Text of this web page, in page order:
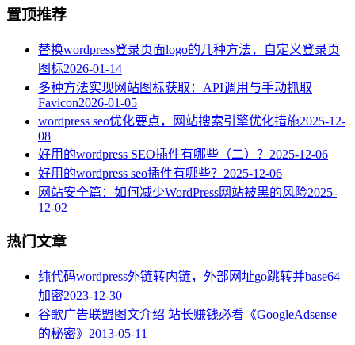
置顶推荐
替换wordpress登录页面logo的几种方法，自定义登录页
图标2026-01-14
多种方法实现网站图标获取：API调用与手动抓取
Favicon2026-01-05
wordpress seo优化要点，网站搜索引擎优化措施2025-12-
08
好用的wordpress SEO插件有哪些（二）？ 2025-12-06
好用的wordpress seo插件有哪些？ 2025-12-06
网站安全篇：如何减少WordPress网站被黑的风险2025-
12-02
热门文章
纯代码wordpress外链转内链，外部网址go跳转并base64
加密2023-12-30
谷歌广告联盟图文介绍 站长赚钱必看《GoogleAdsense
的秘密》 2013-05-11